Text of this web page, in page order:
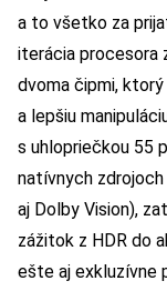
a to všetko za
iterácia procesora
dvoma čipmi,
a lepšiu
s uhlopriečkou 55
natívnych
aj Dolby Vision),
zážitok z HDR do
ešte aj exkluzívne